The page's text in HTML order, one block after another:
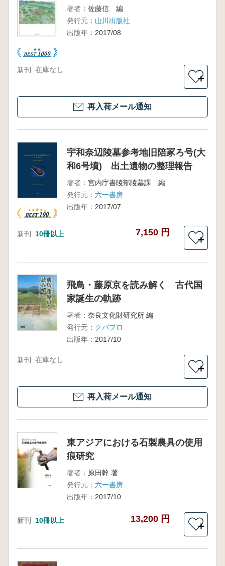
著者： 佐藤信 編
発行元： 山川出版社
出版年： 2017/08
新刊 在庫なし
＋
再入荷メール通知
宇和奈辺陵墓参考地旧陪冢ろ号(大
和6号墳) 出土遺物の整理報告
著者： 宮内庁書陵部陵墓課 編
発行元： 六一書房
出版年： 2017/07
新刊 10冊以上 7,150 円
＋
飛鳥・藤原京を読み解く 古代国
家誕生の軌跡
著者： 奈良文化財研究所 編
発行元： クバプロ
出版年： 2017/10
新刊 在庫なし
＋
再入荷メール通知
東アジアにおける石製農具の使用
痕研究
著者： 原田幹 著
発行元： 六一書房
出版年： 2017/10
新刊 10冊以上 13,200 円
＋